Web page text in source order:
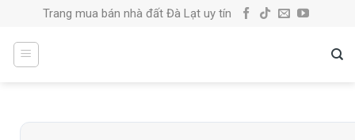
content
Trang mua bán nhà đất Đà Lạt uy tín